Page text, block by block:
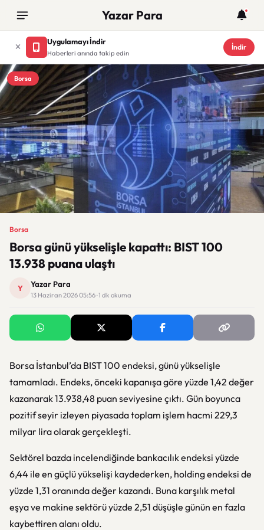
Yazar Para
Uygulamayı İndir
Haberleri anında takip edin
İndir
Borsa
Borsa
Borsa günü yükselişle kapattı: BIST 100
13.938 puana ulaştı
Y Yazar Para
13 Haziran 2026 05:56 · 1 dk okuma
Borsa İstanbul’da BIST 100 endeksi, günü yükselişle
tamamladı. Endeks, önceki kapanışa göre yüzde 1,42 değer
kazanarak 13.938,48 puan seviyesine çıktı. Gün boyunca
pozitif seyir izleyen piyasada toplam işlem hacmi 229,3
milyar lira olarak gerçekleşti.
Sektörel bazda incelendiğinde bankacılık endeksi yüzde
6,44 ile en güçlü yükselişi kaydederken, holding endeksi de
yüzde 1,31 oranında değer kazandı. Buna karşılık metal
eşya ve makine sektörü yüzde 2,51 düşüşle günün en fazla
kaybettiren alanı oldu.